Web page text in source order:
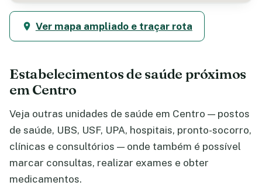
Ver mapa ampliado e traçar rota
Estabelecimentos de saúde próximos
em Centro
Veja outras unidades de saúde em Centro — postos
de saúde, UBS, USF, UPA, hospitais, pronto-socorro,
clínicas e consultórios — onde também é possível
marcar consultas, realizar exames e obter
medicamentos.